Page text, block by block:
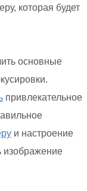
которая будет
основные
привлекательное
и настроение
изображение